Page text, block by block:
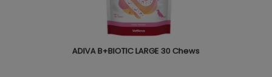
ADIVA B+BIOTIC LARGE 30 Chews